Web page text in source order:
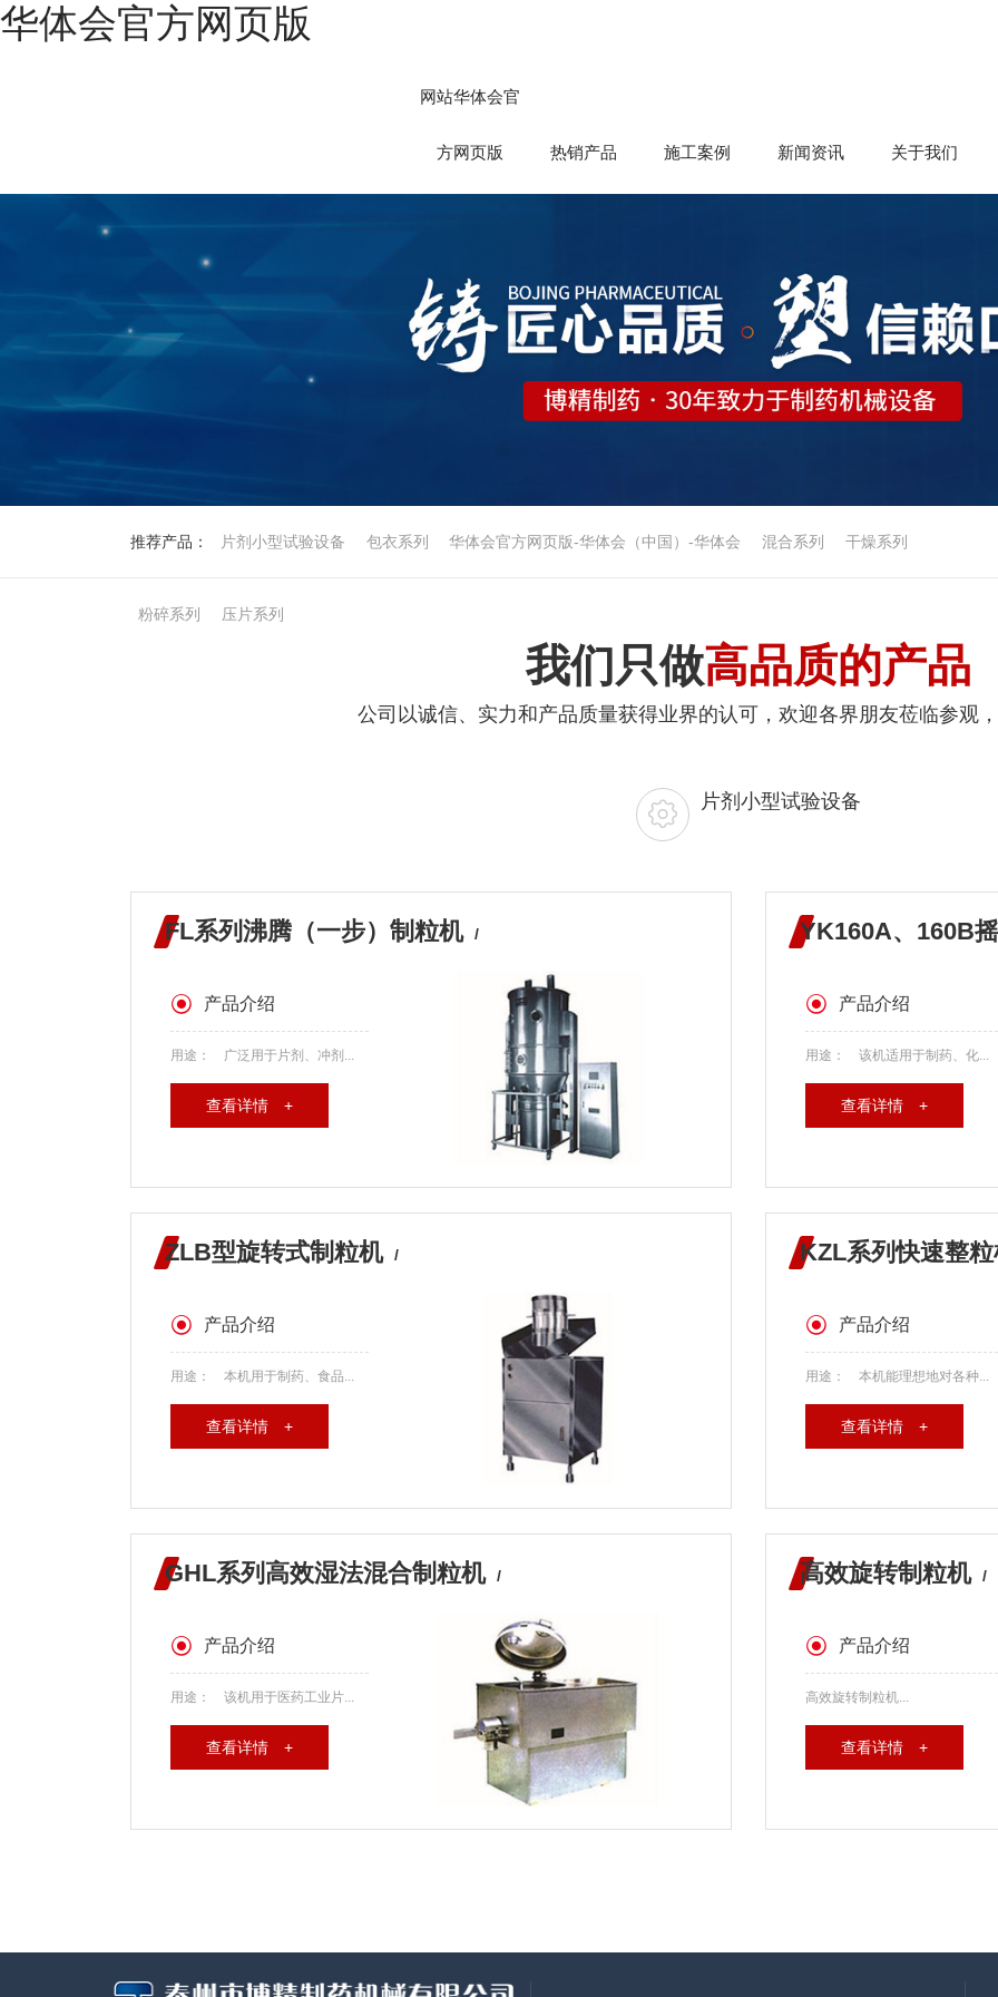
华体会官方网页版
网站华体会官
方网页版 热销产品 施工案例 新闻资讯 关于我们
推荐产品： 片剂小型试验设备 包衣系列 华体会官方网页版-华体会（中国）-华体会 混合系列 干燥系列
粉碎系列 压片系列
我们只做高品质的产品
公司以诚信、实力和产品质量获得业界的认可，欢迎各界朋友莅临参观
片剂小型试验设备
FL系列沸腾（一步）制粒机 /
产品介绍
用途： 广泛用于片剂、冲剂...
查看详情 +
YK160A、160B
产品介绍
用途： 该机适用于制药、化...
查看详情 +
ZLB型旋转式制粒机 /
产品介绍
用途： 本机用于制药、食品...
查看详情 +
KZL系列快速整
产品介绍
用途： 本机能理想地对各种...
查看详情 +
GHL系列高效湿法混合制粒机 /
产品介绍
用途： 该机用于医药工业片...
查看详情 +
高效旋转制粒机 /
产品介绍
高效旋转制粒机...
查看详情 +